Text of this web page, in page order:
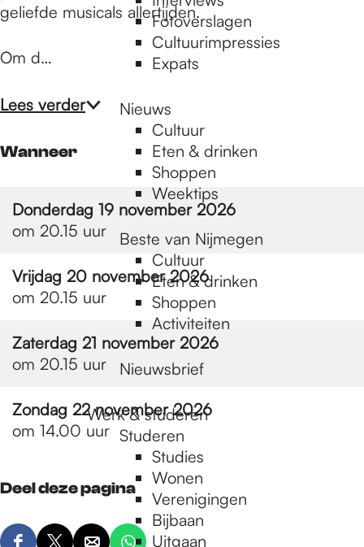
Fotoverslagen
Cultuurimpressies
Expats
Nieuws
Cultuur
Eten & drinken
Shoppen
Weektips
Beste van Nijmegen
Cultuur
Eten & drinken
Shoppen
Activiteiten
Nieuwsbrief
Werk & studeren
Studeren
Studies
Wonen
Verenigingen
Bijbaan
Uitgaan
geliefde musicals allertijden.
Om d…
Lees verder
Wanneer
Donderdag 19 november 2026
om 20.15 uur
Vrijdag 20 november 2026
om 20.15 uur
Zaterdag 21 november 2026
om 20.15 uur
Zondag 22 november 2026
om 14.00 uur
Deel deze pagina